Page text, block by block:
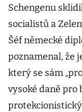
Schengenu
socialistů a
Šéf německé
poznamenal, že
který se sám
vysoké daně pro